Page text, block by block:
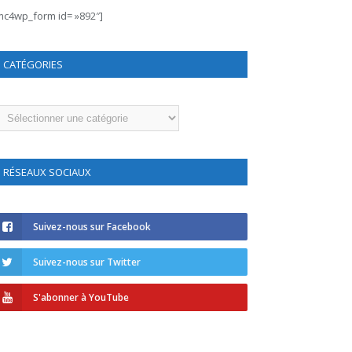
id= »892″]
CATÉGORIES
RÉSEAUX SOCIAUX
Suivez-nous sur Facebook
Suivez-nous sur Twitter
S'abonner à YouTube